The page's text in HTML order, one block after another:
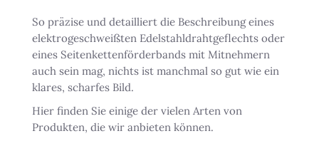
So präzise und detailliert die Beschreibung eines
elektrogeschweißten Edelstahldrahtgeflechts oder
eines Seitenkettenförderbands mit Mitnehmern
auch sein mag, nichts ist manchmal so gut wie ein
klares, scharfes Bild.
Hier finden Sie einige der vielen Arten von
Produkten, die wir anbieten können.